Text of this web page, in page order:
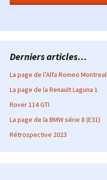
Derniers articles…
La page de l’Alfa Romeo Montreal
La page de la Renault Laguna 1
Rover 114 GTI
La page de la BMW série 8 (E31)
Rétrospective 2023